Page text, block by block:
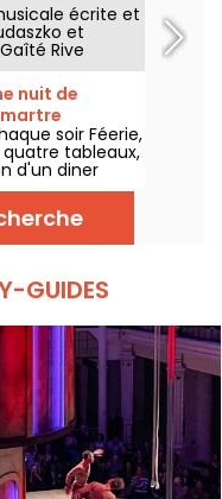
écrite et
et
Rive
juin 2026.
nuit de
soir Féerie,
tableaux,
d'un diner
GUIDES